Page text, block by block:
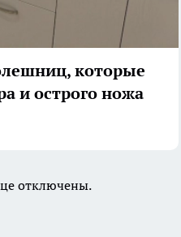
которые
и острого ножа
отключены.